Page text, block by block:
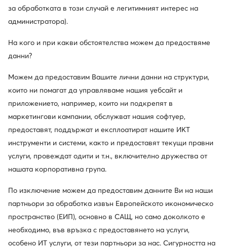
Ботуши · Кафяв
Ботуши · Кафяв
за обработката в този случай е легитимният интерес на
администратора).
На кого и при какви обстоятелства можем да предоствяме
данни?
Можем да предоставим Вашите лични данни на структури,
които ни помагат да управляваме нашия уебсайт и
приложението, например, които ни подкрепят в
маркетингови кампании, обслужват нашия софтуер,
предоставят, поддържат и експлоатират нашите ИКТ
инструменти и системи, както и предоставят текущи правни
услуги, провеждат одити и т.н., включително дружества от
нашата корпоративна група.
По изключение можем да предоставим данните Ви на наши
партньори за обработка извън Европейското икономическо
пространство (ЕИП), основно в САЩ, но само доколкото е
необходимо, във връзка с предоставянето на услуги,
особено ИТ услуги, от тези партньори за нас. Сигурността на